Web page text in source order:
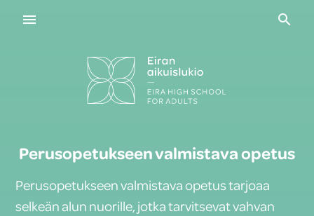
Perusopetukseen valmistava opetus
Perusopetukseen valmistava opetus tarjoaa
selkeän alun nuorille, jotka tarvitsevat vahvan